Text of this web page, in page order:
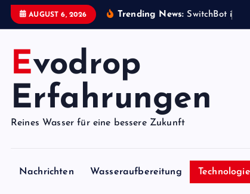
AUGUST 6, 2026 Trending News: Switch Bot i
Evodrop
Erfahrungen
Reines Wasser für eine bessere Zukunft
Nachrichten Wasseraufbereitung Technologie